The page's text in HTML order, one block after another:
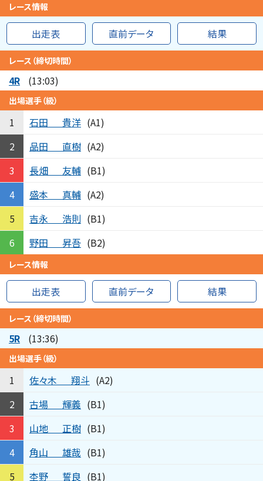
レース情報
出走表 直前データ 結果
レース（締切時間）
4R (13:03)
出場選手（級）
1 石田 貴洋 (A1)
2
品田 直樹 (A2)
3
長畑 友輔 (B1)
4
盛本 真輔 (A2)
5
吉永 浩則 (B1)
6
野田 昇吾 (B2)
レース情報
出走表 直前データ 結果
レース（締切時間）
5R (13:36)
出場選手（級）
1 佐々木 翔斗 (A2)
2
古場 輝義 (B1)
3
山地 正樹 (B1)
4
角山 雄哉 (B1)
5
杢野 誓良 (B1)